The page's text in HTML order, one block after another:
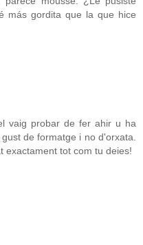
más gordita que la que hice
vaig probar de fer ahir u ha
de formatge i no d'orxata.
exactament tot com tu deies!